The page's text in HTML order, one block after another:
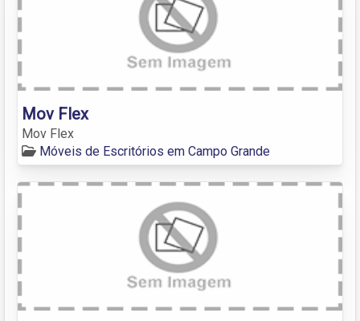
Mov Flex
Mov Flex
Móveis de Escritórios em Campo Grande